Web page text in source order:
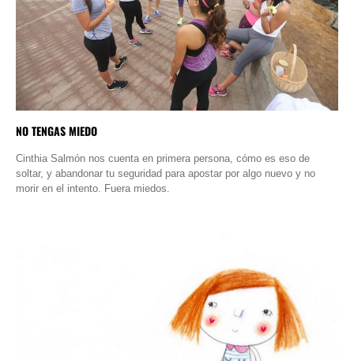
NO TENGAS MIEDO
Cinthia Salmón nos cuenta en primera persona, cómo es eso de
soltar, y abandonar tu seguridad para apostar por algo nuevo y no
morir en el intento. Fuera miedos.